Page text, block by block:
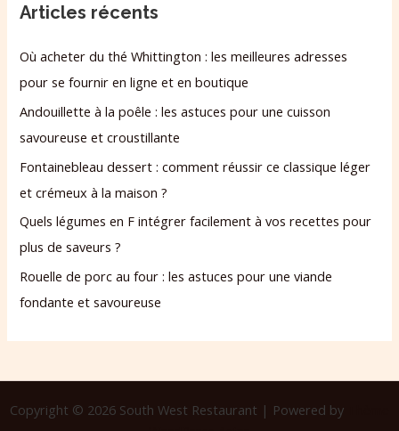
Articles récents
Où acheter du thé Whittington : les meilleures adresses
pour se fournir en ligne et en boutique
Andouillette à la poêle : les astuces pour une cuisson
savoureuse et croustillante
Fontainebleau dessert : comment réussir ce classique léger
et crémeux à la maison ?
Quels légumes en F intégrer facilement à vos recettes pour
plus de saveurs ?
Rouelle de porc au four : les astuces pour une viande
fondante et savoureuse
Copyright © 2026 South West Restaurant | Powered by